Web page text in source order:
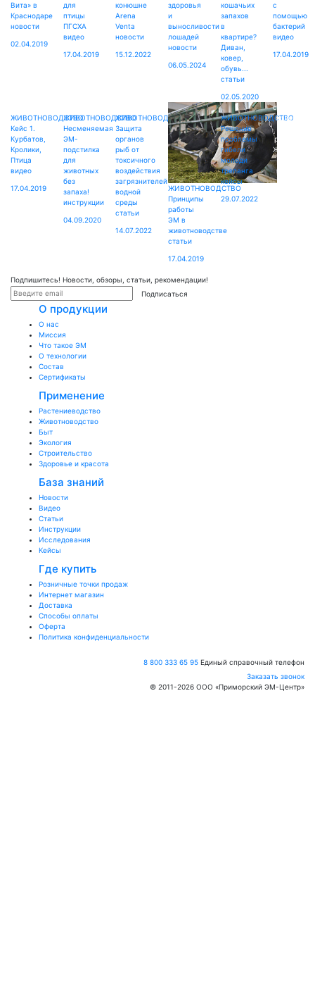
Вита» в
Краснодаре
новости
02.04.2019
для
птицы
ПГСХА
видео
17.04.2019
конюшне
Arena
Venta
новости
15.12.2022
здоровья
и
выносливости
лошадей
новости
06.05.2024
кошачьих
запахов
в
квартире?
Диван,
ковер,
обувь...
статьи
02.05.2020
с
помощью
бактерий
видео
17.04.2019
ЖИВОТНОВОДСТВО
Кейс 1.
Курбатов,
Кролики,
Птица
видео
17.04.2019
ЖИВОТНОВОДСТВО
Несменяемая
ЭМ-
подстилка
для
животных
без
запаха!
инструкции
04.09.2020
ЖИВОТНОВОДСТВО
Защита
органов
рыб от
токсичного
воздействия
загрязнителей
водной
среды
статьи
14.07.2022
ЖИВОТНОВОДСТВО
Принципы
работы
ЭМ в
животноводстве
статьи
17.04.2019
ЖИВОТНОВОДСТВО
Решение
проблемы
гибели
молоди
трепанга
кейсы
29.07.2022
смотрите
больше
разделе
Подпишитесь! Новости, обзоры, статьи, рекомендации!
Подписаться
О продукции
О нас
Миссия
Что такое ЭМ
О технологии
Состав
Сертификаты
Применение
Растениеводство
Животноводство
Быт
Экология
Строительство
Здоровье и красота
База знаний
Новости
Видео
Статьи
Инструкции
Исследования
Кейсы
Где купить
Розничные точки продаж
Интернет магазин
Доставка
Способы оплаты
Оферта
Политика конфиденциальности
8 800 333 65 95 Единый справочный телефон
Заказать звонок
© 2011-2026 ООО «Приморский ЭМ-Центр»